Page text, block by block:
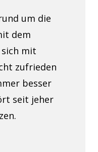
um die
dem
mit
zufrieden
besser
seit jeher